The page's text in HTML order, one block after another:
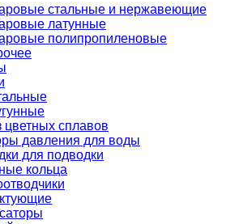
стальные и нержавеющие
латунные
полипропиленовые
цветных сплавов
давления для воды
для подводки
кольца